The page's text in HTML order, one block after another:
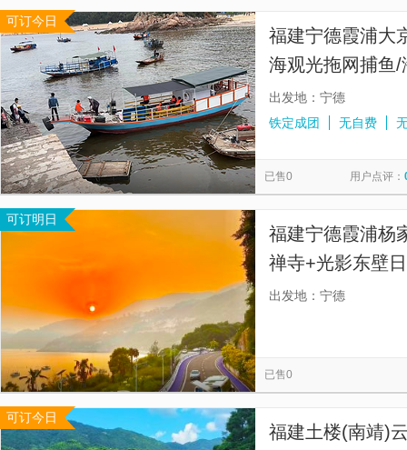
可订今日
福建宁德霞浦大
海观光拖网捕鱼/
出发地：宁德
铁定成团
无自费
已售0 用户点评：
可订明日
福建宁德霞浦杨
禅寺+光影东壁
门接送]霞浦一
出发地：宁德
已售0
可订今日
福建土楼(南靖)